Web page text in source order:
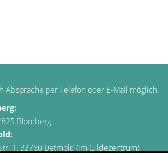
Absprache per Telefon oder E-Mail möglich.
Blomberg
1, 32760 Detmold (im Gildezentrum)